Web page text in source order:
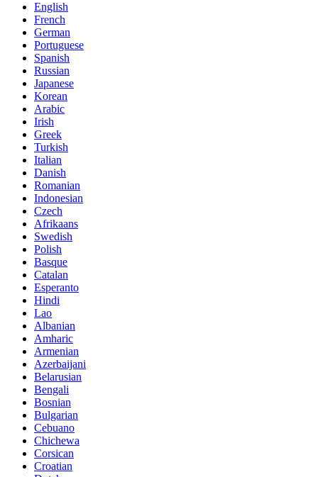
English
French
German
Portuguese
Spanish
Russian
Japanese
Korean
Arabic
Irish
Greek
Turkish
Italian
Danish
Romanian
Indonesian
Czech
Afrikaans
Swedish
Polish
Basque
Catalan
Esperanto
Hindi
Lao
Albanian
Amharic
Armenian
Azerbaijani
Belarusian
Bengali
Bosnian
Bulgarian
Cebuano
Chichewa
Corsican
Croatian